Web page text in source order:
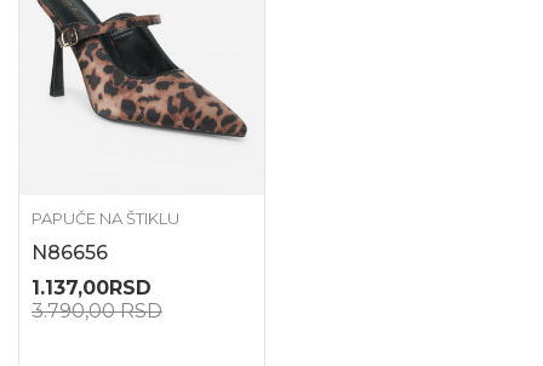
PAPUČE NA ŠTIKLU
N86656
1.137,00RSD
3.790,00RSD